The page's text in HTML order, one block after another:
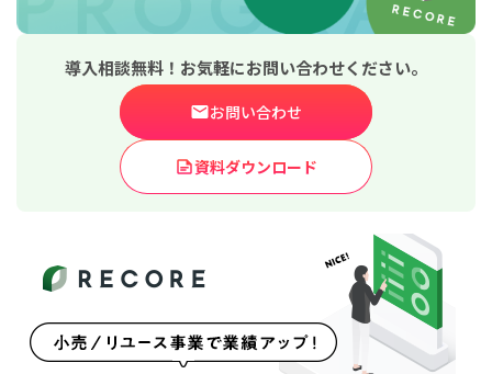
導入相談無料！お気軽にお問い合わせください。
お問い合わせ
資料ダウンロード